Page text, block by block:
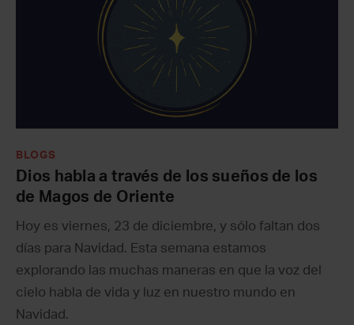
BLOGS
Dios habla a través de los sueños de los
de Magos de Oriente
Hoy es viernes, 23 de diciembre, y sólo faltan dos
días para Navidad. Esta semana estamos
explorando las muchas maneras en que la voz del
cielo habla de vida y luz en nuestro mundo en
Navidad.